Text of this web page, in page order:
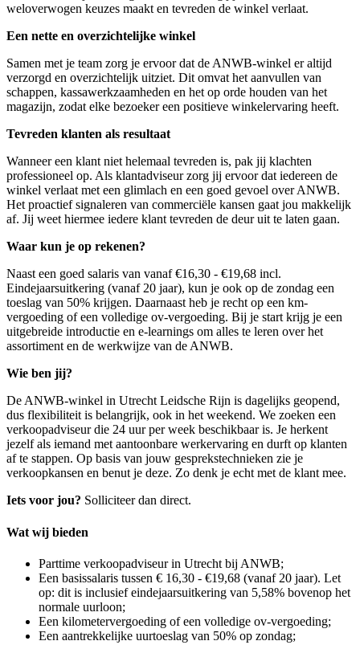
weloverwogen keuzes maakt en tevreden de winkel verlaat.
Een nette en overzichtelijke winkel
Samen met je team zorg je ervoor dat de ANWB-winkel er altijd
verzorgd en overzichtelijk uitziet. Dit omvat het aanvullen van
schappen, kassawerkzaamheden en het op orde houden van het
magazijn, zodat elke bezoeker een positieve winkelervaring heeft.
Tevreden klanten als resultaat
Wanneer een klant niet helemaal tevreden is, pak jij klachten
professioneel op. Als klantadviseur zorg jij ervoor dat iedereen de
winkel verlaat met een glimlach en een goed gevoel over ANWB.
Het proactief signaleren van commerciële kansen gaat jou makkelijk
af. Jij weet hiermee iedere klant tevreden de deur uit te laten gaan.
Waar kun je op rekenen?
Naast een goed salaris van vanaf €16,30 - €19,68 incl.
Eindejaarsuitkering (vanaf 20 jaar), kun je ook op de zondag een
toeslag van 50% krijgen. Daarnaast heb je recht op een km-
vergoeding of een volledige ov-vergoeding. Bij je start krijg je een
uitgebreide introductie en e-learnings om alles te leren over het
assortiment en de werkwijze van de ANWB.
Wie ben jij?
De ANWB-winkel in Utrecht Leidsche Rijn is dagelijks geopend,
dus flexibiliteit is belangrijk, ook in het weekend. We zoeken een
verkoopadviseur die 24 uur per week beschikbaar is. Je herkent
jezelf als iemand met aantoonbare werkervaring en durft op klanten
af te stappen. Op basis van jouw gesprekstechnieken zie je
verkoopkansen en benut je deze. Zo denk je echt met de klant mee.
Iets voor jou? Solliciteer dan direct.
Wat wij bieden
Parttime verkoopadviseur in Utrecht bij ANWB;
Een basissalaris tussen € 16,30 - €19,68 (vanaf 20 jaar). Let
op: dit is inclusief eindejaarsuitkering van 5,58% bovenop het
normale uurloon;
Een kilometervergoeding of een volledige ov-vergoeding;
Een aantrekkelijke uurtoeslag van 50% op zondag;